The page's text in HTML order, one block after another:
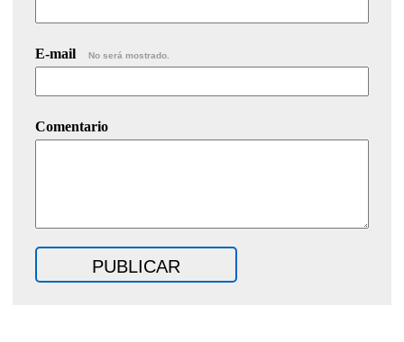
E-mail No será mostrado.
Comentario